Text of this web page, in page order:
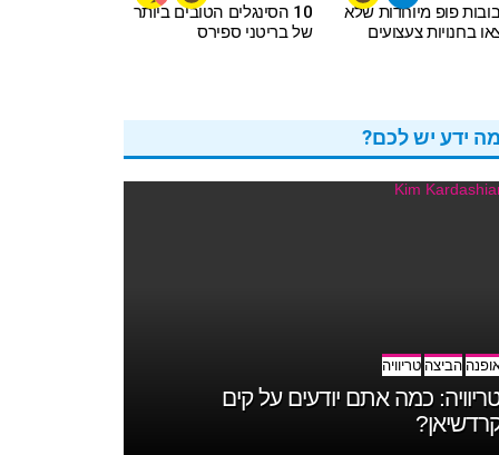
בובות פופ מיוחדות שלא
בחנויות צעצועים
10 הסינגלים הטובים ביותר
של בריטני ספירס
ידע יש לכם?
הביצה טריוויה
כמה אתם יודעים על קים